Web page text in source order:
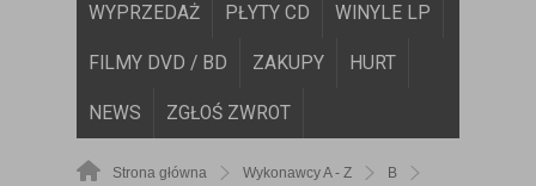
WYPRZEDAŻ PŁYTY CD WINYLE LP
FILMY DVD / BD ZAKUPY HURT
NEWS ZGŁOŚ ZWROT
Strona główna Wykonawcy A - Z
B